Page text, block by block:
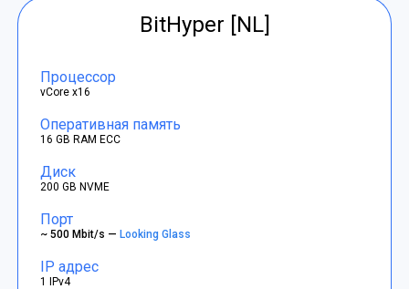
BitHyper [NL]
Процессор
vCore x16
Оперативная память
16 GB RAM ECC
Диск
200 GB NVME
Порт
~ 500 Mbit/s —Looking Glass
IP адрес
1 IPv4